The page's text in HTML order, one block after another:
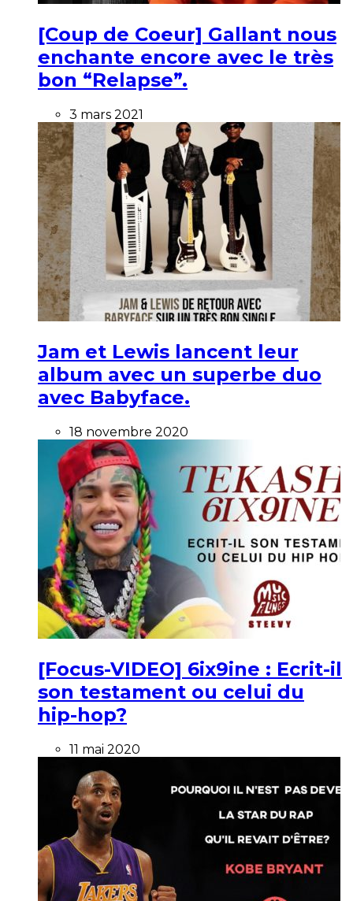
[Coup de Coeur] Gallant nous
enchante encore avec le très
bon “Relapse”.
3 mars 2021
Jam et Lewis lancent leur
album avec un superbe duo
avec Babyface.
18 novembre 2020
[Focus-VIDEO] 6ix9ine : Ecrit-il
son testament ou celui du
hip-hop?
11 mai 2020